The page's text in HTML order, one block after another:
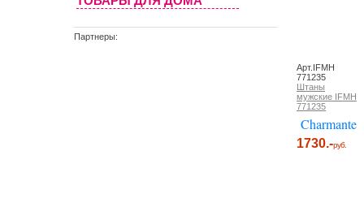
Партнеры:
Арт.IFMH
771235
Штаны
мужские IFMH
771235
Charmante
1730.-руб.